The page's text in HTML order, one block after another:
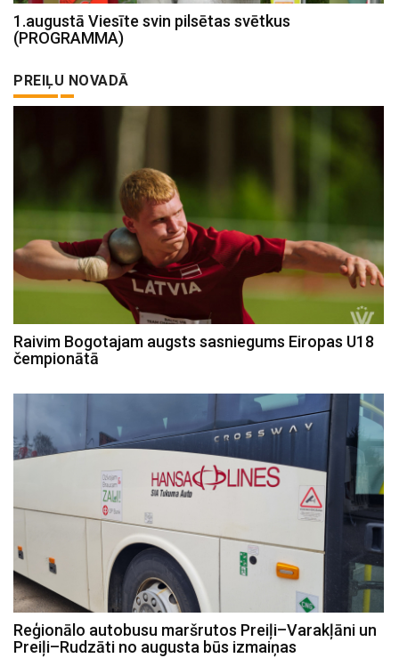
1.augustā Viesīte svin pilsētas svētkus
(PROGRAMMA)
PREIĻU NOVADĀ
Raivim Bogotajam augsts sasniegums Eiropas U18
čempionātā
Reģionālo autobusu maršrutos Preiļi–Varakļāni un
Preiļi–Rudzāti no augusta būs izmaiņas